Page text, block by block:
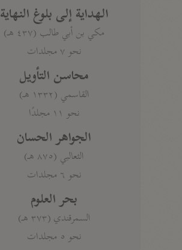
الهداية إلى بلوغ النهاية
مكي بن أبي طالب (٤٣٧ هـ)
نحو ٧ مجلدات
محاسن التأويل
القاسمي (١٣٣٢ هـ)
نحو ١١ مجلدًا
الجواهر الحسان
الثعالبي (٨٧٥ هـ)
نحو ٦ مجلدات
بحر العلوم
السمرقندي (٣٧٣ هـ)
نحو ٥ مجلدات